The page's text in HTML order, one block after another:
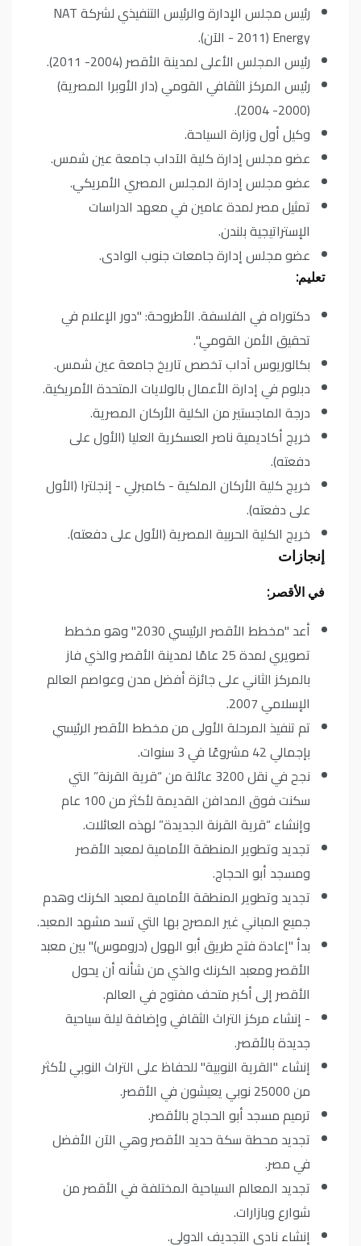
رئيس مجلس الإدارة والرئيس التنفيذي لشركة NAT
Energy (2011 - الآن).
رئيس المجلس الأعلى لمدينة الأقصر (2004- 2011).
رئيس المركز الثقافي القومي (دار الأوبرا المصرية)
(2000- 2004).
وكيل أول وزارة السياحة.
عضو مجلس إدارة كلية الآداب جامعة عين شمس.
عضو مجلس إدارة المجلس المصري الأمريكي.
تمثيل مصر لمدة عامين في معهد الدراسات
الإستراتيجية بلندن.
عضو مجلس إدارة جامعات جنوب الوادى.
تعليم:
دكتوراه في الفلسفة. الأطروحة: "دور الإعلام في
تحقيق الأمن القومي".
بكالوريوس آداب تخصص تاريخ جامعة عين شمس.
دبلوم في إدارة الأعمال بالولايات المتحدة الأمريكية.
درجة الماجستير من الكلية الأركان المصرية.
خريج أكاديمية ناصر العسكرية العليا (الأول على
دفعته).
خريج كلية الأركان الملكية - كامبرلي - إنجلترا (الأول
على دفعته).
خريج الكلية الحربية المصرية (الأول على دفعته).
إنجازات
في الأقصر:
أعد "مخطط الأقصر الرئيسي 2030" وهو مخطط
تصويري لمدة 25 عامًا لمدينة الأقصر والذي فاز
بالمركز الثاني على جائزة أفضل مدن وعواصم العالم
الإسلامي 2007.
تم تنفيذ المرحلة الأولى من مخطط الأقصر الرئيسي
بإجمالي 42 مشروعًا في 3 سنوات.
نجح في نقل 3200 عائلة من “قرية القرنة” التي
سكنت فوق المدافن القديمة لأكثر من 100 عام
وإنشاء “قرية القرنة الجديدة” لهذه العائلات.
تجديد وتطوير المنطقة الأمامية لمعبد الأقصر
ومسجد أبو الحجاج.
تجديد وتطوير المنطقة الأمامية لمعبد الكرنك وهدم
جميع المباني غير المصرح بها التي تسد مشهد المعبد.
بدأ "إعادة فتح طريق أبو الهول (دروموس)" بين معبد
الأقصر ومعبد الكرنك والذي من شأنه أن يحول
الأقصر إلى أكبر متحف مفتوح في العالم.
- إنشاء مركز التراث الثقافي وإضافة ليلة سياحية
جديدة بالأقصر.
إنشاء "القرية النوبية" للحفاظ على التراث النوبي لأكثر
من 25000 نوبي يعيشون في الأقصر.
ترميم مسجد أبو الحجاج بالأقصر.
تجديد محطة سكة حديد الأقصر وهي الآن الأفضل
في مصر.
تجديد المعالم السياحية المختلفة في الأقصر من
شوارع وبازارات.
إنشاء نادي التجديف الدولي.